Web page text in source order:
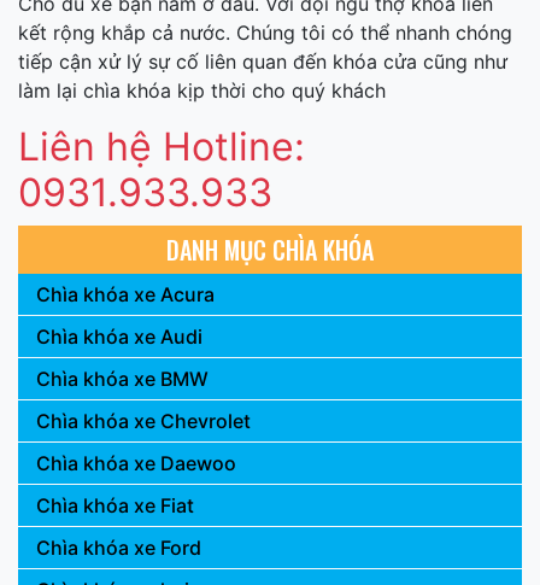
kết rộng khắp cả nước. Chúng tôi có thể nhanh chóng
tiếp cận xử lý sự cố liên quan đến khóa cửa cũng như
làm lại chìa khóa kịp thời cho quý khách
Liên hệ Hotline:
0931.933.933
DANH MỤC CHÌA KHÓA
Chìa khóa xe Acura
Chìa khóa xe Audi
Chìa khóa xe BMW
Chìa khóa xe Chevrolet
Chìa khóa xe Daewoo
Chìa khóa xe Fiat
Chìa khóa xe Ford